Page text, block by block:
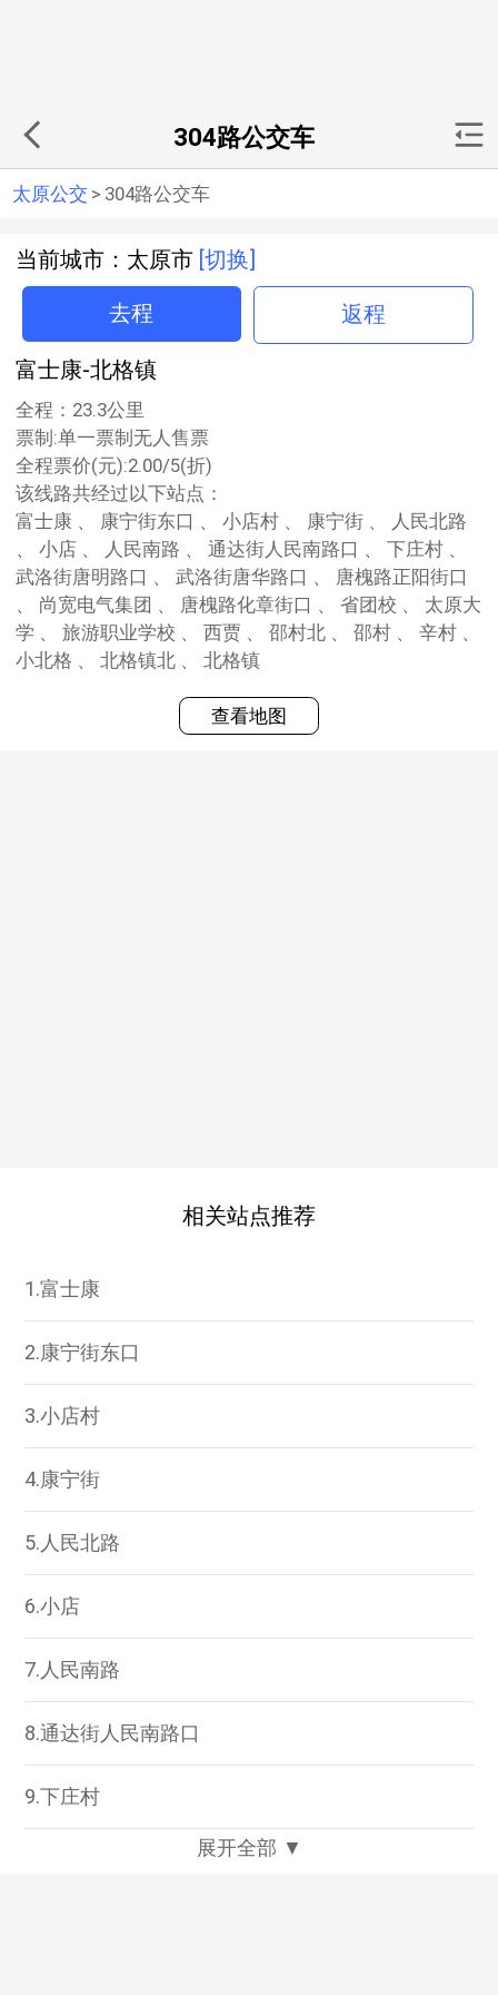
304路公交车
太原公交 > 304路公交车
当前城市：太原市 [切换]
去程 返程
富士康-北格镇
全程：23.3公里
票制:单一票制无人售票
全程票价(元):2.00/5(折)
该线路共经过以下站点：
富士康 、 康宁街东口 、 小店村 、 康宁街 、 人民北路
、 小店 、 人民南路 、 通达街人民南路口 、 下庄村 、
武洛街唐明路口 、 武洛街唐华路口 、 唐槐路正阳街口
、 尚宽电气集团 、 唐槐路化章街口 、 省团校 、 太原大
学 、 旅游职业学校 、 西贾 、 邵村北 、 邵村 、 辛村 、
小北格 、 北格镇北 、 北格镇
查看地图
相关站点推荐
1.富士康
2.康宁街东口
3.小店村
4.康宁街
5.人民北路
6.小店
7.人民南路
8.通达街人民南路口
9.下庄村
展开全部 ▼